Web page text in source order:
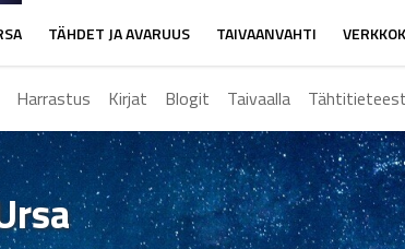
TÄHDET JA AVARUUS TAIVAANVAHTI
Harrastus Kirjat Blogit Taivaalla